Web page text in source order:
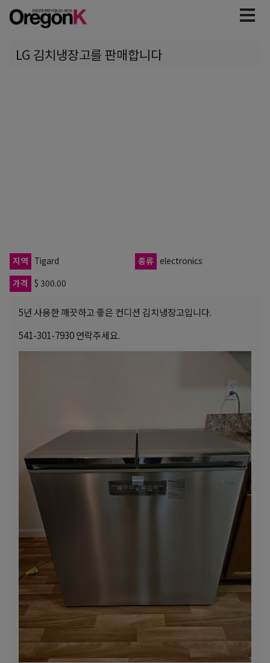
LG 김치냉장고를 판매합니다
지역 Tigard 종류 electronics
가격 $ 300.00
5년 사용한 깨끗하고 좋은 컨디션 김치냉장고입니다.
541-301-7930 연락주세요.